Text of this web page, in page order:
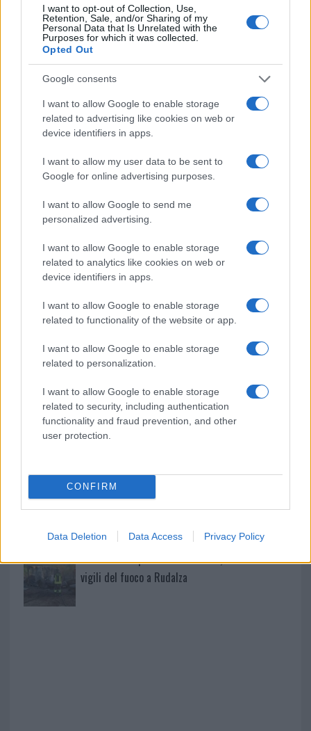
I want to opt-out of Collection, Use,
Retention, Sale, and/or Sharing of my
Personal Data that Is Unrelated with the
Purposes for which it was collected.
Opted Out
Google consents
I want to allow Google to enable storage
related to advertising like cookies on web or
device identifiers in apps.
I want to allow my user data to be sent to
Google for online advertising purposes.
I want to allow Google to send me
personalized advertising.
I want to allow Google to enable storage
related to analytics like cookies on web or
device identifiers in apps.
I want to allow Google to enable storage
related to functionality of the website or app.
I want to allow Google to enable storage
related to personalization.
I want to allow Google to enable storage
related to security, including authentication
functionality and fraud prevention, and other
user protection.
CONFIRM
Data Deletion Data Access Privacy Policy
Condividi l'articolo
F
a
ce
b
o
o
k
T
w
it
te
r
Pi
n
te
re
st
W
h
s
A
p
p
S
h
re
Prossimo articolo
NOTIZIE RECENTI
Sangue, musica e solidarietà con Avis Olbia al
Delta Center
Meteo Olbia 9 agosto, temperature in calo
Salmo finisce in ospedale a Catania, ma il tour
va avanti: “Sicilia, ci sono”
Jovanotti, Gabry Ponte e Alfa: Olbia ombelico del
mondo per una notte
Giorgia Meloni a La Maddalena, la vicesindaco:
Incendio nella notte a Olbia, a fuoco due furgoni
A fuoco un deposito con bombole, intervento dei
vigili del fuoco a Rudalza